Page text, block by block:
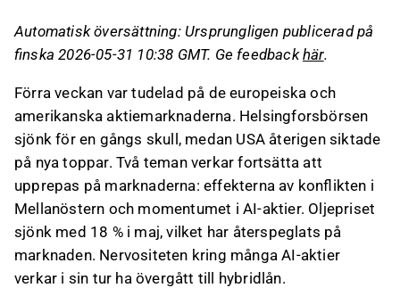
Oljepriset sjönk med 18 % i maj, vilket
påverkade marknaderna, medan nervositeten
Feds nya ordförande Kevin Warsh föreslår att
uppdatera inflationsmåtten, med fokus på
"trimmed mean"-mått för att bättre förstå den
underliggande inflationstrenden.
Dallas Feds "trimmed mean"-mått visade en
lägre inflation än kärn-PCE, men har tidigare
underskattat inflationstrenden, vilket kan leda
till felaktiga tolkningar av inflationens natur.
Automatisk översättning: Ursprungligen publicerad på
finska 2026-05-31 10:38 GMT. Ge feedbackhär.
Förra veckan var tudelad på de europeiska och
amerikanska aktiemarknaderna. Helsingforsbörsen
sjönk för en gångs skull, medan USA återigen siktade
på nya toppar. Två teman verkar fortsätta att
upprepas på marknaderna: effekterna av konflikten i
Mellanöstern och momentumet i AI-aktier. Oljepriset
sjönk med 18 % i maj, vilket har återspeglats på
marknaden. Nervositeten kring många AI-aktier
verkar i sin tur ha övergått till hybridlån.